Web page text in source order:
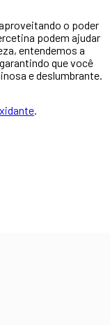
o poder
podem ajudar
entendemos a
que você
e deslumbrante.
.